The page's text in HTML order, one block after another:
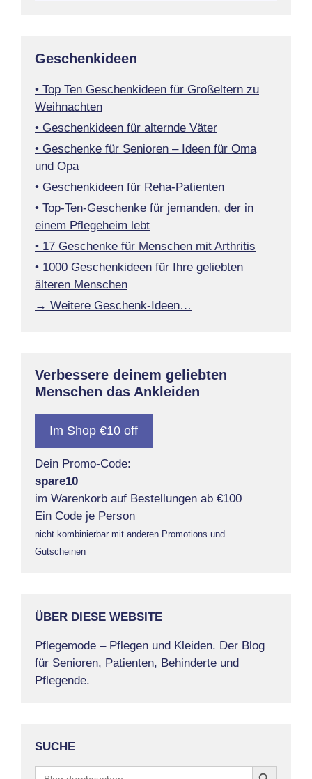
Geschenkideen
• Top Ten Geschenkideen für Großeltern zu
Weihnachten
• Geschenkideen für alternde Väter
• Geschenke für Senioren – Ideen für Oma
und Opa
• Geschenkideen für Reha-Patienten
• Top-Ten-Geschenke für jemanden, der in
einem Pflegeheim lebt
• 17 Geschenke für Menschen mit Arthritis
• 1000 Geschenkideen für Ihre geliebten
älteren Menschen
→ Weitere Geschenk-Ideen…
Verbessere deinem geliebten
Menschen das Ankleiden
Im Shop €10 off
Dein Promo-Code:
spare10
im Warenkorb auf Bestellungen ab €100
Ein Code je Person
nicht kombinierbar mit anderen Promotions und
Gutscheinen
ÜBER DIESE WEBSITE
Pflegemode – Pflegen und Kleiden. Der Blog
für Senioren, Patienten, Behinderte und
Pflegende.
SUCHE
Search
Search Button